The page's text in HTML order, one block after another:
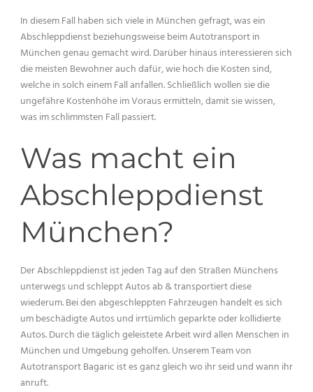
In diesem Fall haben sich viele in München gefragt, was ein
Abschleppdienst beziehungsweise beim Autotransport in
München genau gemacht wird. Darüber hinaus interessieren sich
die meisten Bewohner auch dafür, wie hoch die Kosten sind,
welche in solch einem Fall anfallen. Schließlich wollen sie die
ungefähre Kostenhöhe im Voraus ermitteln, damit sie wissen,
was im schlimmsten Fall passiert.
Was macht ein
Abschleppdienst
München?
Der Abschleppdienst ist jeden Tag auf den Straßen Münchens
unterwegs und schleppt Autos ab & transportiert diese
wiederum. Bei den abgeschleppten Fahrzeugen handelt es sich
um beschädigte Autos und irrtümlich geparkte oder kollidierte
Autos. Durch die täglich geleistete Arbeit wird allen Menschen in
München und Umgebung geholfen. Unserem Team von
Autotransport Bagaric ist es ganz gleich wo ihr seid und wann ihr
anruft.